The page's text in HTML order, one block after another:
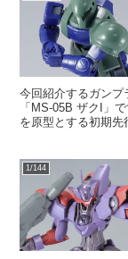
今回紹介するガンプ
「MS-05B ザクI」
を原型とする初期
1/144